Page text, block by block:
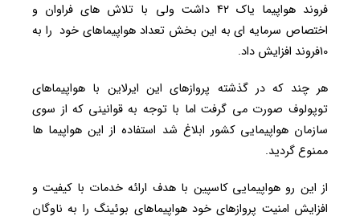
فروند هواپیما یاک ۴۲ داشت ولی با تلاش های فراوان و
اختصاص سرمایه ای به این بخش تعداد هواپیماهای خود را به
10فروند افزایش داد.
هر چند که در گذشته پروازهای این ایرلاین با هواپیماهای
توپولوف صورت می گرفت اما با توجه به قوانینی که از سوی
سازمان هواپیمایی کشور ابلاغ شد استفاده از این هواپیما ها
ممنوع گردید.
از این رو هواپیمایی کاسپین با هدف ارائه خدمات با کیفیت و
افزایش امنیت پروازهای خود هواپیماهای بوئینگ را به ناوگان